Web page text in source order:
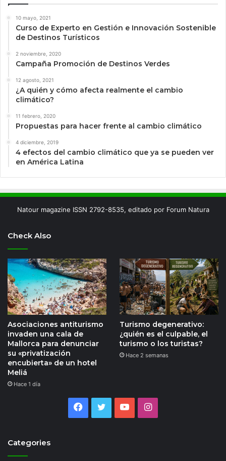
10 mayo, 2021
Curso de Experto en Gestión e Innovación Sostenible
de Destinos Turísticos
2 noviembre, 2020
Campaña Promoción de Destinos Verdes
12 agosto, 2021
¿A quién y cómo afecta realmente el cambio
climático?
11 febrero, 2020
Propuestas para hacer frente al cambio climático
4 diciembre, 2019
4 efectos del cambio climático que ya se pueden ver
en América Latina
Natour magazine ISSN 2792-8535, editado por Forum Natura
Check Also
Asociaciones antiturismo
invaden una cala de
Mallorca para denunciar
su «privatización
encubierta» de un hotel
Meliá
Hace 1 día
Turismo degenerativo:
¿quién es el culpable, el
turismo o los turistas?
Hace 2 semanas
Facebook
TwitterYouTubeInstagram
Categories